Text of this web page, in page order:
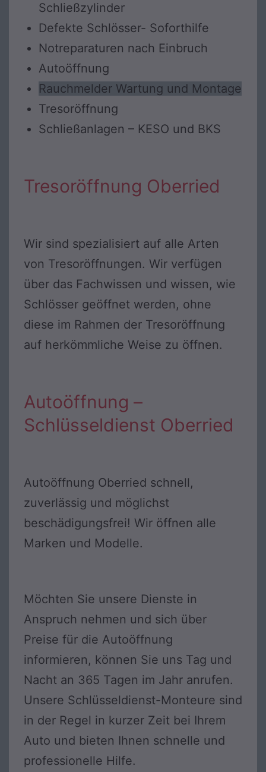
Schließzylinder
Defekte Schlösser- Soforthilfe
Notreparaturen nach Einbruch
Autoöffnung
Rauchmelder Wartung und Montage
Tresoröffnung
Schließanlagen – KESO und BKS
Tresoröffnung Oberried
Wir sind spezialisiert auf alle Arten
von Tresoröffnungen. Wir verfügen
über das Fachwissen und wissen, wie
Schlösser geöffnet werden, ohne
diese im Rahmen der Tresoröffnung
auf herkömmliche Weise zu öffnen.
Autoöffnung –
Schlüsseldienst Oberried
Autoöffnung Oberried schnell,
zuverlässig und möglichst
beschädigungsfrei! Wir öffnen alle
Marken und Modelle.
Möchten Sie unsere Dienste in
Anspruch nehmen und sich über
Preise für die Autoöffnung
informieren, können Sie uns Tag und
Nacht an 365 Tagen im Jahr anrufen.
Unsere Schlüsseldienst-Monteure sind
in der Regel in kurzer Zeit bei Ihrem
Auto und bieten Ihnen schnelle und
professionelle Hilfe.